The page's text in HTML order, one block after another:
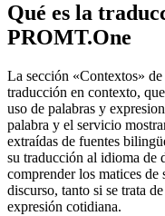
Qué es la
PROMT.One
La sección «Contextos»
traducción en contexto,
uso de palabras y
palabra y el servicio
extraídas de fuentes
su traducción al idioma de
comprender los matices
discurso, tanto si se trata
expresión cotidiana.